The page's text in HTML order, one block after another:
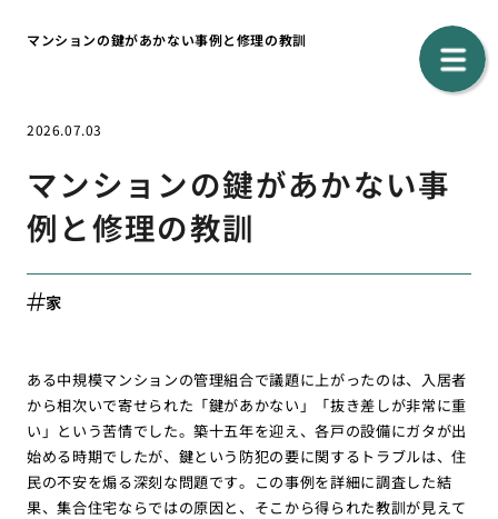
マンションの鍵があかない事例と修理の教訓
2026.07.03
マンションの鍵があかない事
例と修理の教訓
家
ある中規模マンションの管理組合で議題に上がったのは、入居者
から相次いで寄せられた「鍵があかない」「抜き差しが非常に重
い」という苦情でした。築十五年を迎え、各戸の設備にガタが出
始める時期でしたが、鍵という防犯の要に関するトラブルは、住
民の不安を煽る深刻な問題です。この事例を詳細に調査した結
果、集合住宅ならではの原因と、そこから得られた教訓が見えて